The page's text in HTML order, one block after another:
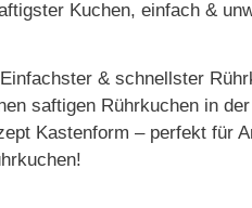
& schnellster
saftigen Rührkuchen in
Kastenform – perfekt für